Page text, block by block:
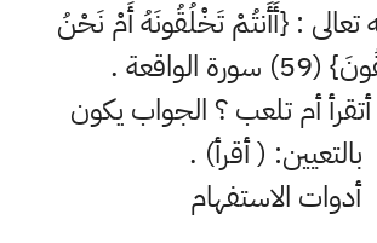
تعالى : {أَأَنتُمْ تَخْلُقُونَهُ أَمْ نَحْنُ
الواقعة .
أم تلعب ؟ الجواب يكون
بالتعيين: ( أقرأ) .
أدوات الاستفهام